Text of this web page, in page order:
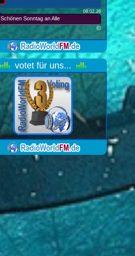
08.02.26
Schönen Sonntag an Alle
©
votet für uns...